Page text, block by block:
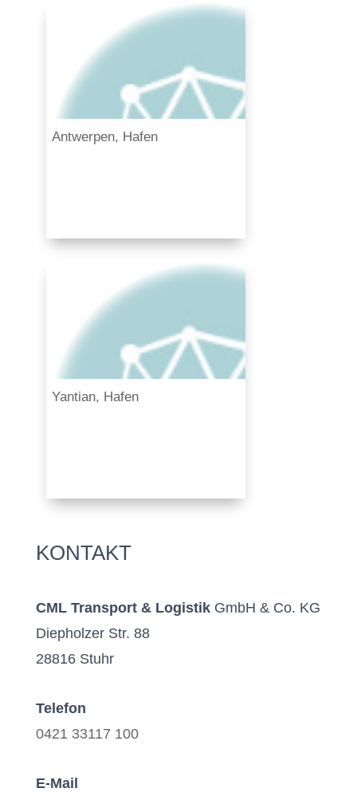
Antwerpen, Hafen
Yantian, Hafen
KONTAKT
CML Transport & LogistikGmbH & Co. KG
Diepholzer Str. 88
28816 Stuhr
Telefon
0421 33117 100
E-Mail